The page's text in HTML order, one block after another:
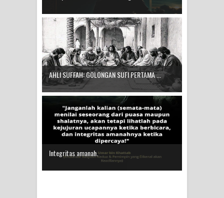
AHLI SUFFAH: GOLONGAN SUFI PERTAMA ...
Integritas amanah.